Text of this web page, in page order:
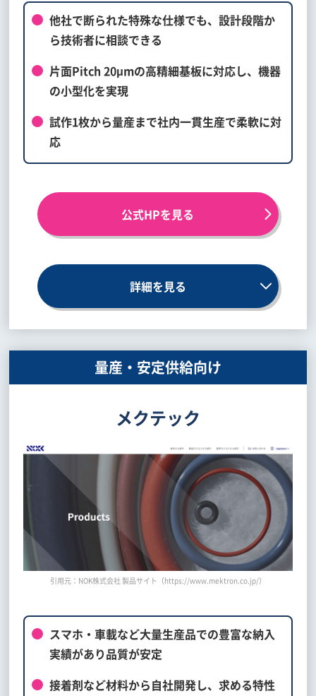
他社で断られた特殊な仕様でも、設計段階か
ら技術者に相談できる
片面Pitch 20μmの高精細基板に対応し、機器
の小型化を実現
試作1枚から量産まで社内一貫生産で柔軟に対
応
公式HPを見る
詳細を見る
量産・安定供給向け
メクテック
引用元：NOK株式会社 製品サイト（https://www.mektron.co.jp/）
スマホ・車載など大量生産品での豊富な納入
実績があり品質が安定
接着剤など材料から自社開発し、求める特性